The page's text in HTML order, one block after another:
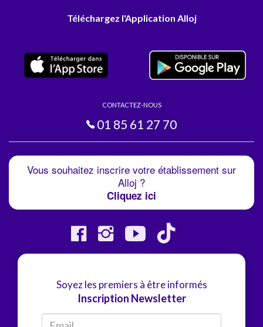
Téléchargez l'Application Alloj
CONTACTEZ-NOUS
01 85 61 27 70
Vous souhaitez inscrire votre établissement sur
Alloj ?
Cliquez ici
Soyez les premiers à être informés
Inscription Newsletter